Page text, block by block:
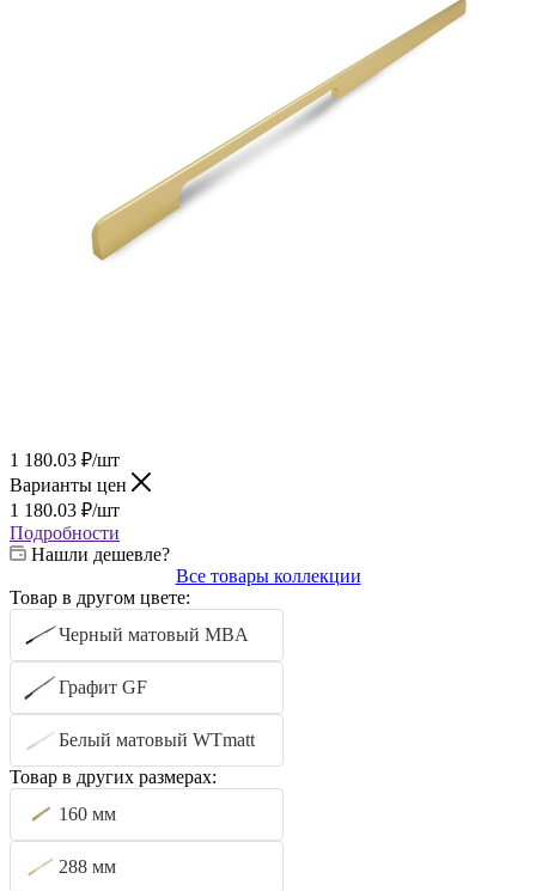
1 180.03 ₽/шт
Варианты цен
1 180.03 ₽/шт
Подробности
Нашли дешевле?
Все товары коллекции
Товар в другом цвете:
Черный матовый MBA
Графит GF
Белый матовый WTmatt
Товар в других размерах:
160 мм
288 мм